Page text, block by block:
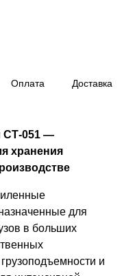
Оплата Доставка
СТ-051 —
хранения
для
в больших
и